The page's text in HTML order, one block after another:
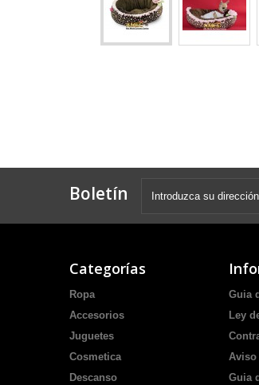
Boletín
Categorías
Ropa
Accesorios
Juguetes
Cosmetica
Descanso
Guia
Ley
Aviso
Guia